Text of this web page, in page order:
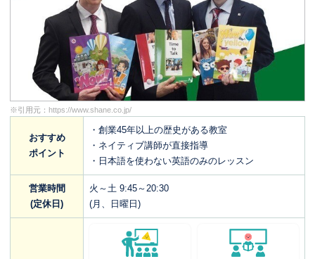
※引用元： https://www.shane.co.jp/
おすすめ
ポイント
・創業45年以上の歴史がある教室
・ネイティブ講師が直接指導
・日本語を使わない英語のみのレッスン
営業時間
(定休日)
火～土 9:45～20:30
(月、日曜日)